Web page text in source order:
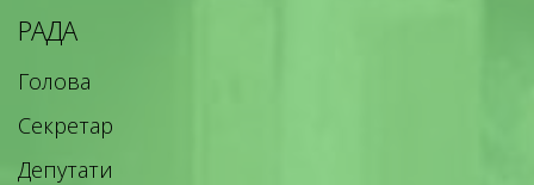
РАДА
Голова
Секретар
Депутати